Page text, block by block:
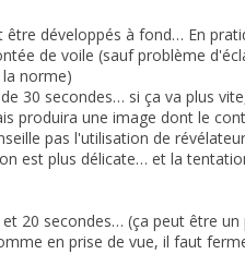
développés à fond… En
de voile (sauf problème
norme)
30 secondes… si ça va plus
produira une image dont le
pas l'utilisation de
est plus délicate… et la
20 secondes… (ça peut être
en prise de vue, il faut